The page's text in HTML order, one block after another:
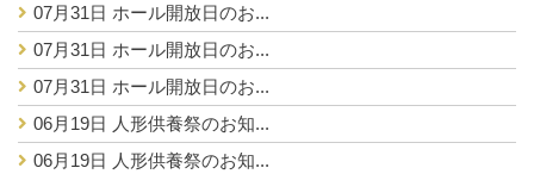
07月31日 ホール開放日のお...
07月31日 ホール開放日のお...
07月31日 ホール開放日のお...
06月19日 人形供養祭のお知...
06月19日 人形供養祭のお知...